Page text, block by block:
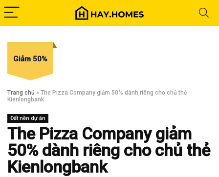
Giảm 50%
Trang chủ » The Pizza Company giảm 50% dành riêng cho chủ thẻ
Kienlongbank
Đất nền dự án
The Pizza Company giảm
50% dành riêng cho chủ thẻ
Kienlongbank